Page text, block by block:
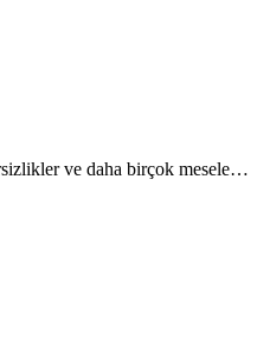
ve daha birçok mesele…